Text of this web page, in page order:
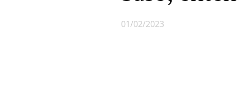
01/02/2023